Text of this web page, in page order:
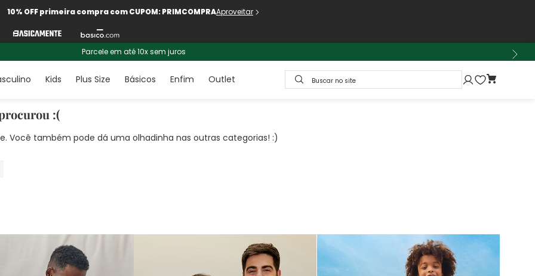
10% OFF primeira compra com CUPOM: PRIMCOMPRAAproveitar
Parcele em até 10x sem juros
Kids Plus Size Básicos Enfim Outlet Buscar no site
:(
Você também pode dá uma olhadinha nas outras categorias! :)